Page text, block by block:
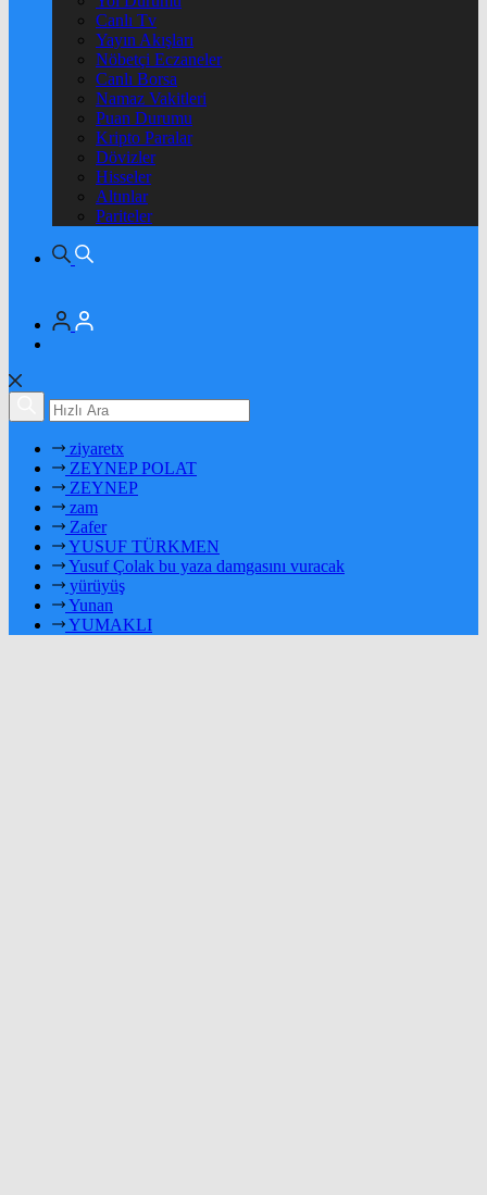
Canlı Tv
Yayın Akışları
Nöbetçi Eczaneler
Canlı Borsa
Namaz Vakitleri
Puan Durumu
Kripto Paralar
Dövizler
Hisseler
Altınlar
Pariteler
ziyaretx
ZEYNEP POLAT
ZEYNEP
zam
Zafer
YUSUF TÜRKMEN
Yusuf Çolak bu yaza damgasını vuracak
yürüyüş
Yunan
YUMAKLI